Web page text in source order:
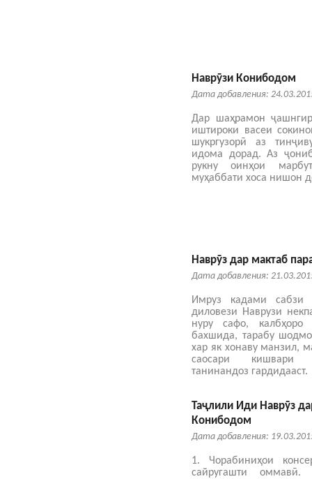
Наврӯзи Конибодом
Дата добавления:
Дар шаҳрамон
иштироки васеи
шукргузорӣ аз
идома дорад. Аз
рукну оинҳои
муҳаббати хоса нишон
Наврӯз дар мактаб
Дата добавления:
Имруз кадами сабзи
диловези Наврузи
нуру сафо, калбҳоро
бахшида, тарабу
хар як хонаву манзил,
саосари кишвари
танинандоз гардидааст.
Таҷлили Иди Наврӯз
Конибодом
Дата добавления:
1. Чорабиниҳои
сайругашти